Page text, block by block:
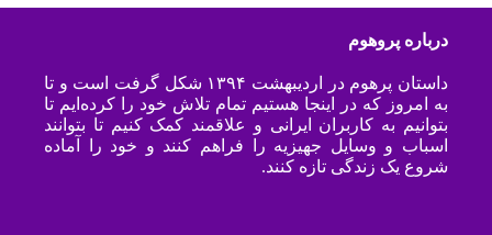
درباره پروهوم
داستان پرهوم در اردیبهشت ۱۳۹۴ شکل گرفت است و تا
به امروز که در اینجا هستیم تمام تلاش خود را کرده‌ایم تا
بتوانیم به کاربران ایرانی و علاقمند کمک کنیم تا بتوانند
اسباب و وسایل جهیزیه را فراهم کنند و خود را آماده
شروع یک زندگی تازه کنند.